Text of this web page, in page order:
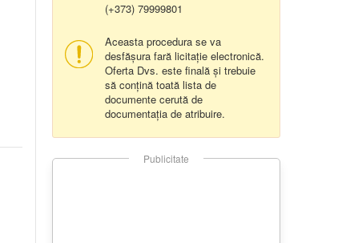
(+373) 79999801
Aceasta procedura se va
desfășura fară licitație electronică.
Oferta Dvs. este finală și trebuie
să conțină toată lista de
documente cerută de
documentația de atribuire.
Publicitate